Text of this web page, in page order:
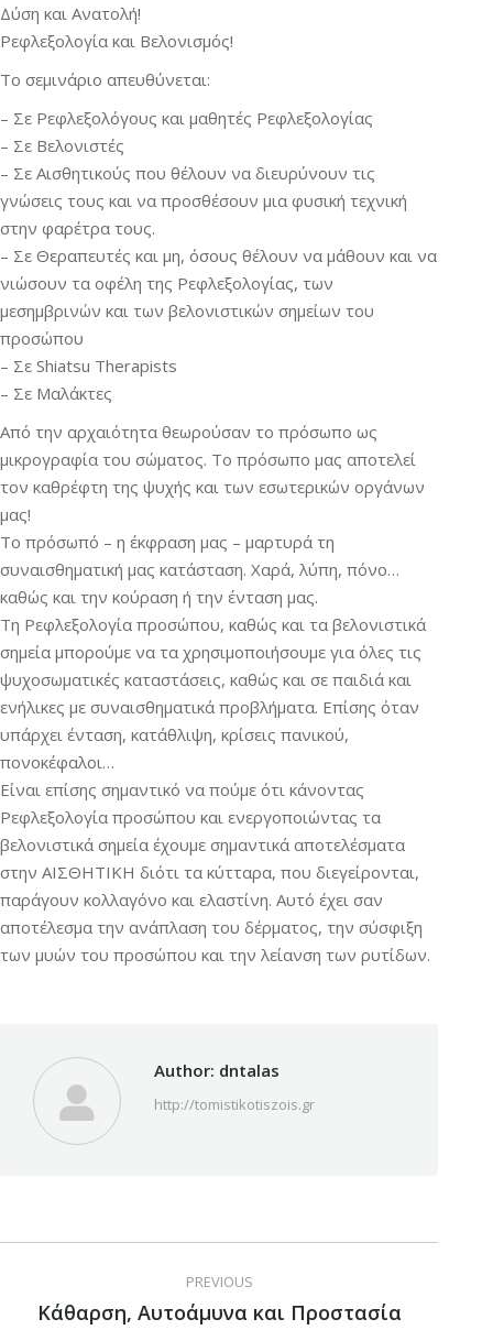
Δύση και Ανατολή!
Ρεφλεξολογία και Βελονισμός!
Το σεμινάριο απευθύνεται:
– Σε Ρεφλεξολόγους και μαθητές Ρεφλεξολογίας
– Σε Βελονιστές
– Σε Αισθητικούς που θέλουν να διευρύνουν τις
γνώσεις τους και να προσθέσουν μια φυσική τεχνική
στην φαρέτρα τους.
– Σε Θεραπευτές και μη, όσους θέλουν να μάθουν και να
νιώσουν τα οφέλη της Ρεφλεξολογίας, των
μεσημβρινών και των βελονιστικών σημείων του
προσώπου
– Σε Shiatsu Therapists
– Σε Μαλάκτες
Από την αρχαιότητα θεωρούσαν το πρόσωπο ως
μικρογραφία του σώματος. Το πρόσωπο μας αποτελεί
τον καθρέφτη της ψυχής και των εσωτερικών οργάνων
μας!
Το πρόσωπό – η έκφραση μας – μαρτυρά τη
συναισθηματική μας κατάσταση. Χαρά, λύπη, πόνο…
καθώς και την κούραση ή την ένταση μας.
Τη Ρεφλεξολογία προσώπου, καθώς και τα βελονιστικά
σημεία μπορούμε να τα χρησιμοποιήσουμε για όλες τις
ψυχοσωματικές καταστάσεις, καθώς και σε παιδιά και
ενήλικες με συναισθηματικά προβλήματα. Επίσης όταν
υπάρχει ένταση, κατάθλιψη, κρίσεις πανικού,
πονοκέφαλοι…
Είναι επίσης σημαντικό να πούμε ότι κάνοντας
Ρεφλεξολογία προσώπου και ενεργοποιώντας τα
βελονιστικά σημεία έχουμε σημαντικά αποτελέσματα
στην ΑΙΣΘΗΤΙΚΗ διότι τα κύτταρα, που διεγείρονται,
παράγουν κολλαγόνο και ελαστίνη. Αυτό έχει σαν
αποτέλεσμα την ανάπλαση του δέρματος, την σύσφιξη
των μυών του προσώπου και την λείανση των ρυτίδων.
Author: dntalas
http://tomistikotiszois.gr
navigation
PREVIOUS
Previous
Κάθαρση, Αυτοάμυνα και Προστασία